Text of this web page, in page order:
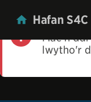
Hafan S4C
Mae'n
lwytho'r